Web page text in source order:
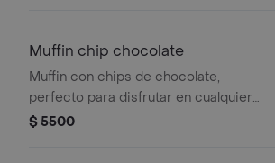
Muffin chip chocolate
Muffin con chips de chocolate,
perfecto para disfrutar en cualquier
momento.
$ 5500